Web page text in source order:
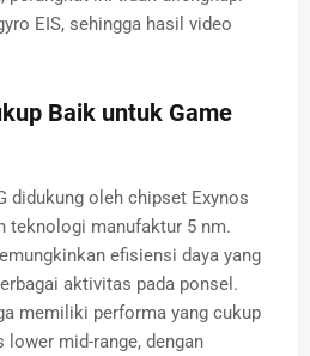
EIS, sehingga hasil video
Baik untuk Game
didukung oleh chipset Exynos
teknologi manufaktur 5 nm.
efisiensi daya yang
aktivitas pada ponsel.
memiliki performa yang cukup
mid-range, dengan